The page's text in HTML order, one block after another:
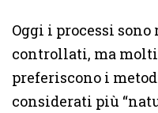
Oggi i processi
controllati, ma
preferiscono i
considerati più